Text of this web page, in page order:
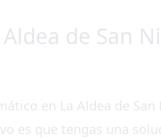
de San
en La Aldea de
es que tengas una